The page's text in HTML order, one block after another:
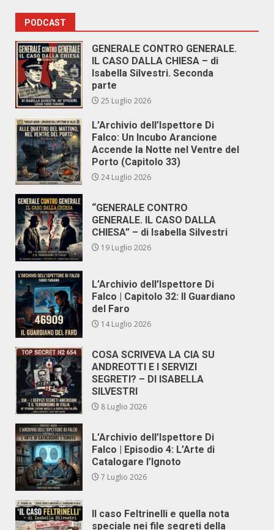
PODCAST
GENERALE CONTRO GENERALE.
IL CASO DALLA CHIESA – di
Isabella Silvestri. Seconda
parte
25 Luglio 2026
L’Archivio dell’Ispettore Di
Falco: Un Incubo Arancione
Accende la Notte nel Ventre del
Porto (Capitolo 33)
24 Luglio 2026
“GENERALE CONTRO
GENERALE. IL CASO DALLA
CHIESA” – di Isabella Silvestri
19 Luglio 2026
L’Archivio dell’Ispettore Di
Falco | Capitolo 32: Il Guardiano
del Faro
14 Luglio 2026
COSA SCRIVEVA LA CIA SU
ANDREOTTI E I SERVIZI
SEGRETI? – DI ISABELLA
SILVESTRI
8 Luglio 2026
L’Archivio dell’Ispettore Di
Falco | Episodio 4: L’Arte di
Catalogare l’Ignoto
7 Luglio 2026
Il caso Feltrinelli e quella nota
speciale nei file segreti della